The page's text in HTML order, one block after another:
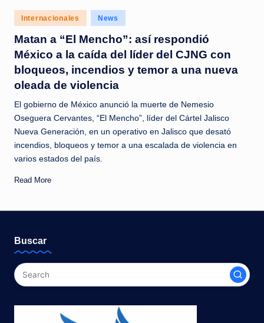
c
i
a
s
a
l
i
n
s
t
t
e
Posted
in
Internacionales News
Matan a “El Mencho”: así respondió
México a la caída del líder del CJNG con
bloqueos, incendios y temor a una nueva
oleada de violencia
El gobierno de México anunció la muerte de Nemesio
Oseguera Cervantes, “El Mencho”, líder del Cártel Jalisco
Nueva Generación, en un operativo en Jalisco que desató
incendios, bloqueos y temor a una escalada de violencia en
varios estados del país.
Read More
Buscar